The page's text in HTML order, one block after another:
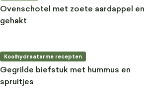
Ovenschotel met zoete aardappel en
gehakt
Koolhydraatarme recepten
Gegrilde biefstuk met hummus en
spruitjes